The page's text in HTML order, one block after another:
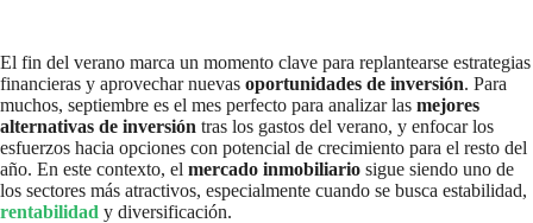
El fin del verano marca un momento clave para replantearse estrategias
financieras y aprovechar nuevas oportunidades de inversión. Para
muchos, septiembre es el mes perfecto para analizar las mejores
alternativas de inversión tras los gastos del verano, y enfocar los
esfuerzos hacia opciones con potencial de crecimiento para el resto del
año. En este contexto, el mercado inmobiliario sigue siendo uno de
los sectores más atractivos, especialmente cuando se busca estabilidad,
rentabilidad y diversificación.